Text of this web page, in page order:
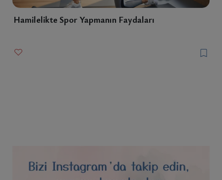
Hamilelikte Spor Yapmanın Faydaları